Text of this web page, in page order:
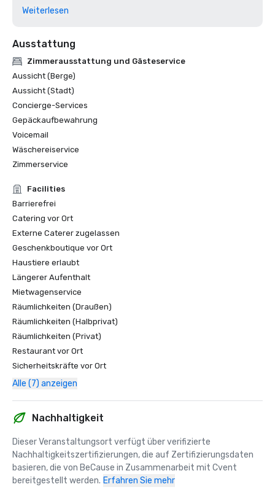
Gewinner des AAA Four Diamond Award
Weiterlesen
Ausstattung
Zimmerausstattung und Gästeservice
Aussicht (Berge)
Aussicht (Stadt)
Concierge-Services
Gepäckaufbewahrung
Voicemail
Wäschereiservice
Zimmerservice
Facilities
Barrierefrei
Catering vor Ort
Externe Caterer zugelassen
Geschenkboutique vor Ort
Haustiere erlaubt
Längerer Aufenthalt
Mietwagenservice
Räumlichkeiten (Draußen)
Räumlichkeiten (Halbprivat)
Räumlichkeiten (Privat)
Restaurant vor Ort
Sicherheitskräfte vor Ort
Alle (7) anzeigen
Nachhaltigkeit
Dieser Veranstaltungsort verfügt über verifizierte
Nachhaltigkeitszertifizierungen, die auf Zertifizierungsdaten
basieren, die von BeCause in Zusammenarbeit mit Cvent
bereitgestellt werden. Erfahren Sie mehr